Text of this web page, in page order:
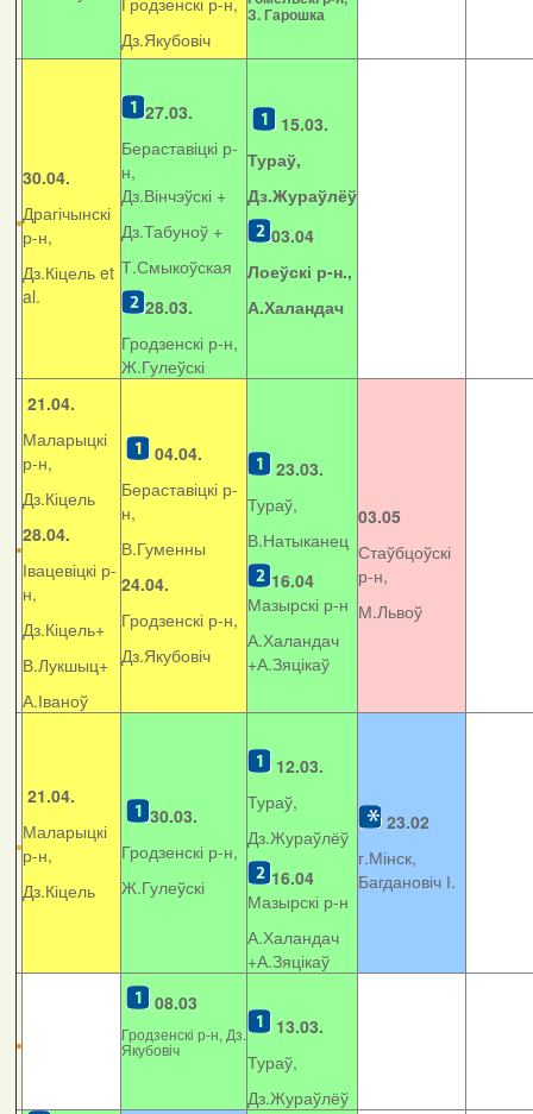
Дз.Якубовіч
З. Гарошка
30.04.
Драгічынскі
р-н,
Дз.Кіцель et
al.
27.03.
Бераставіцкі р-
н,
Дз.Вінчэўскі +
Дз.Табуноў +
Т.Смыкоўская
28.03.
Гродзенскі р-н,
Ж.Гулеўскі
15.03.
Тураў,
Дз.Жураўлёў
03.04
Лоеўскі р-н.,
А.Халандач
21.04.
Маларыцкі
р-н,
Дз.Кіцель
28.04.
Івацевіцкі р-
н,
Дз.Кіцель+
В.Лукшыц+
А.Іваноў
04.04.
Бераставіцкі р-
н,
В.Гуменны
24.04.
Гродзенскі р-н,
Дз.Якубовіч
23.03.
Тураў,
В.Натыканец
16.04
Мазырскі р-н
А.Халандач
+А.Зяцікаў
03.05
Стаўбцоўскі
р-н,
М.Львоў
21.04.
Маларыцкі
р-н,
Дз.Кіцель
30.03.
Гродзенскі р-н,
Ж.Гулеўскі
12.03.
Тураў,
Дз.Жураўлёў
16.04
Мазырскі р-н
А.Халандач
+А.Зяцікаў
23.02
г.Мінск,
Багдановіч І.
08.03
Гродзенскі р-н, Дз.
Якубовіч
13.03.
Тураў,
Дз.Жураўлёў